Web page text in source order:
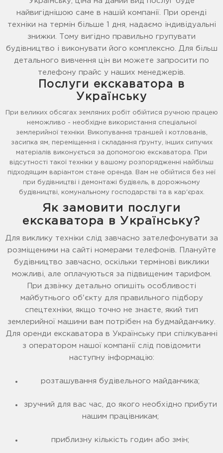
найвигіднішою саме в нашій компанії. При оренді
техніки на термін більше 1 дня, надаємо індивідуальні
знижки. Тому вигідно правильно групувати
будівництво і виконувати його комплексно. Для більш
детального вивчення цін ви можете запросити по
телефону прайс у наших менеджерів.
Послуги екскаватора в
Українську
При великих обсягах земляних робіт обійтися ручною працею
неможливо - необхідне використання спеціальної
землерийної техніки. Викопування траншей і котлованів,
засипка ям, переміщення і складання ґрунту, інших сипучих
матеріалів виконується за допомогою екскаватора. При
відсутності такої техніки у вашому розпорядженні найбільш
підходящим варіантом стане оренда. Вам не обійтися без неї
при будівництві і демонтажі будівель, в дорожньому
будівництві, комунальному господарстві та в кар'єрах.
Як замовити послуги
екскаватора в Українську?
Для виклику техніки слід завчасно зателефонувати за
розміщеними на сайті номерами телефонів. Плануйте
будівництво завчасно, оскільки термінові виклики
можливі, але оплачуються за підвищеним тарифом.
При дзвінку детально опишіть особливості
майбутнього об'єкту для правильного підбору
спецтехніки, якщо точно не знаєте, який тип
землерийної машини вам потрібен на будмайданчику.
Для оренди екскаватора в Українську при спілкуванні
з оператором нашої компанії слід повідомити
наступну інформацію:
розташування будівельного майданчика;
зручний для вас час, до якого необхідно прибути
нашим працівникам;
приблизну кількість годин або змін;